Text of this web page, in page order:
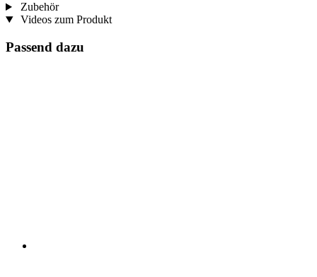
Zubehör
Videos zum Produkt
Passend dazu